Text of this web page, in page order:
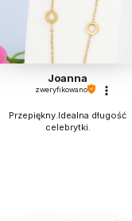
Joanna
zweryfikowano
Przepiękny.Idealna długość
celebrytki.